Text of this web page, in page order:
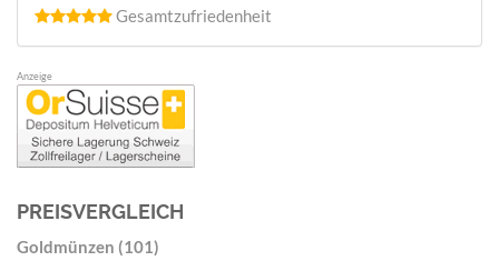
Gesamtzufriedenheit
Anzeige
PREISVERGLEICH
Goldmünzen (101)